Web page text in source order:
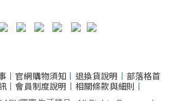
官網購物須知 退換貨說明
部落格首
丨會員制度說明 相關條款與細則